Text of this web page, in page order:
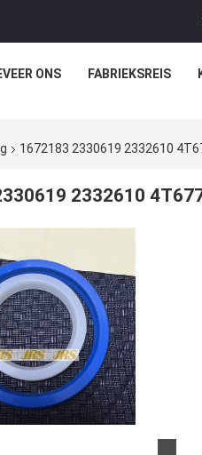
ONS FABRIEKSREIS
1672183 2330619 2332610
2332610